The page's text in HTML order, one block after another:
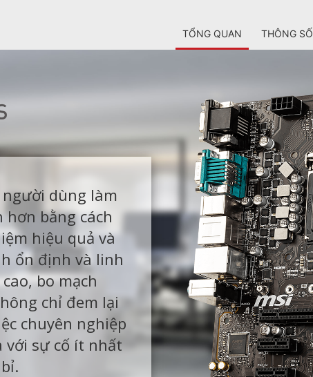
TỔNG QUAN THÔNG SỐ
người dùng làm
bằng cách
hiệu quả và
ổn định và linh
bo mạch
chỉ đem lại
chuyên nghiệp
sự cố ít nhất